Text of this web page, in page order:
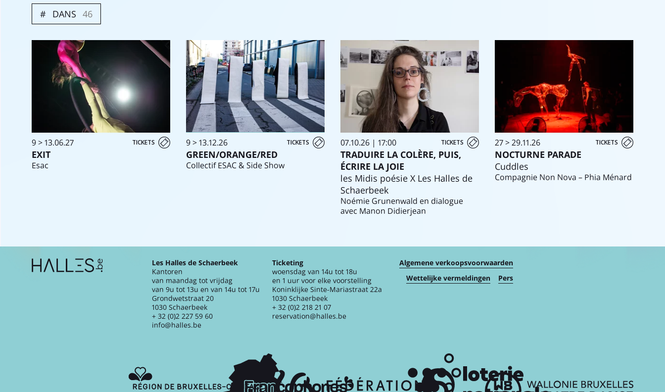
DANS 46
9 > 13.06.27 TICKETS
EXIT
Esac
9 > 13.12.26 TICKETS
GREEN/ORANGE/RED
Collectif ESAC & Side Show
07.10.26 | 17:00 TICKETS
TRADUIRE LA COLÈRE, PUIS,
ÉCRIRE LA JOIE
les Midis poésie X Les Halles de
Schaerbeek
Noémie Grunenwald en dialogue
avec Manon Didierjean
27 > 29.11.26 TICKETS
NOCTURNE PARADE
Cuddles
Compagnie Non Nova – Phia Ménard
Extra navigation
Les Halles de Schaerbeek
Kantoren
van maandag tot vrijdag
van 9u tot 13u en van 14u tot 17u
Grondwetstraat 20
1030 Schaerbeek
+ 32 (0)2 227 59 60
info@halles.be
Ticketing
woensdag van 14u tot 18u
en 1 uur voor elke voorstelling
Koninklijke Sinte-Mariastraat 22a
1030 Schaerbeek
+ 32 (0)2 218 21 07
reservation@halles.be
Algemene verkoopsvoorwaarden
Wettelijke vermeldingen
Pers